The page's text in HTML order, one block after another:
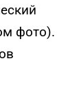
фото).